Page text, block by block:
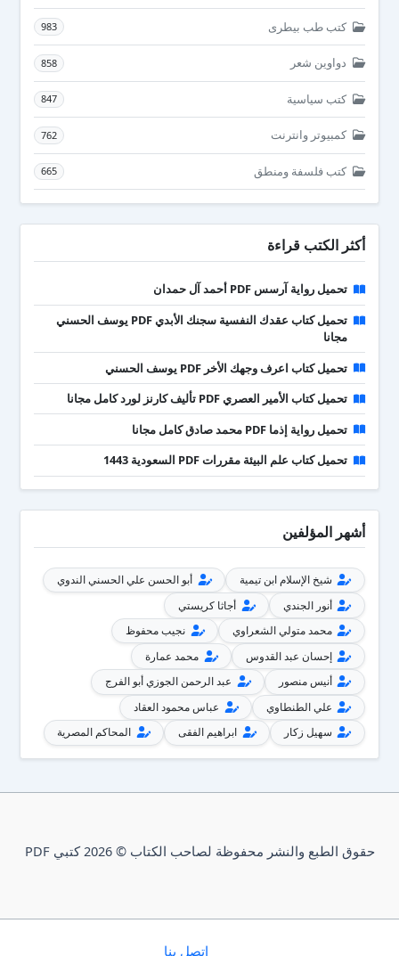
كتب طب بيطرى 983
دواوين شعر 858
كتب سياسية 847
كمبيوتر وانترنت 762
كتب فلسفة ومنطق 665
أكثر الكتب قراءة
تحميل رواية آرسس PDF أحمد آل حمدان
تحميل كتاب عقدك النفسية سجنك الأبدي PDF يوسف الحسني
مجانا
تحميل كتاب اعرف وجهك الأخر PDF يوسف الحسني
تحميل كتاب الأمير العصري PDF تأليف كارنز لورد كامل مجانا
تحميل رواية إذما PDF محمد صادق كامل مجانا
تحميل كتاب علم البيئة مقررات PDF السعودية 1443
أشهر المؤلفين
شيخ الإسلام ابن تيمية
أبو الحسن علي الحسني الندوي
أنور الجندي
أجاثا كريستي
محمد متولي الشعراوي
نجيب محفوظ
إحسان عبد القدوس
محمد عمارة
أنيس منصور
عبد الرحمن الجوزي أبو الفرج
علي الطنطاوي
عباس محمود العقاد
سهيل زكار
ابراهيم الفقى المحاكم المصرية
حقوق الطبع والنشر محفوظة لصاحب الكتاب © 2026 كتبي PDF
إتصل بنا